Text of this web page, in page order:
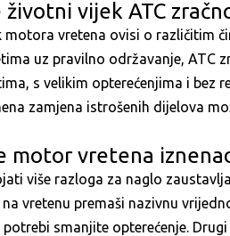
životni vijek ATC
motora vretena ovisi o različitim
uz pravilno održavanje, ATC
s velikim opterećenjima i bez
zamjena istrošenih dijelova
motor vretena
više razloga za naglo
na vretenu premaši nazivnu
potrebi smanjite opterećenje.